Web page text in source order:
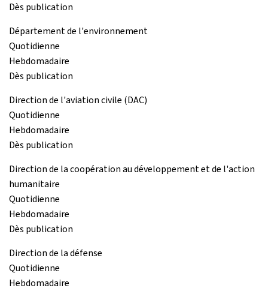
Dès publication
Département de l'environnement
Quotidienne
Hebdomadaire
Dès publication
Direction de l'aviation civile (DAC)
Quotidienne
Hebdomadaire
Dès publication
Direction de la coopération au développement et de l'action
humanitaire
Quotidienne
Hebdomadaire
Dès publication
Direction de la défense
Quotidienne
Hebdomadaire